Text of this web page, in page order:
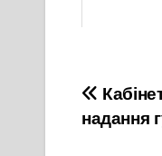
надання